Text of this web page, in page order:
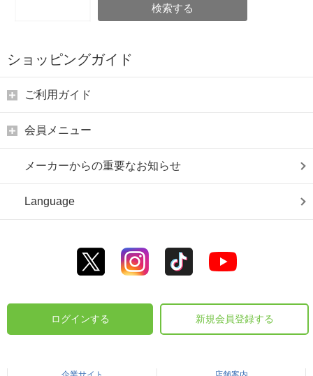
検索する
ショッピングガイド
ご利用ガイド
会員メニュー
メーカーからの重要なお知らせ
Language
ログインする 新規会員登録する